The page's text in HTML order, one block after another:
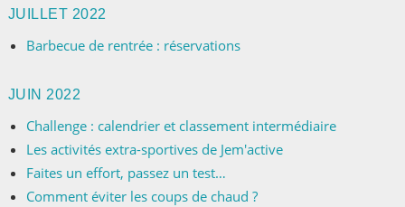
JUILLET 2022
Barbecue de rentrée : réservations
JUIN 2022
Challenge : calendrier et classement intermédiaire
Les activités extra-sportives de Jem'active
Faites un effort, passez un test…
Comment éviter les coups de chaud ?